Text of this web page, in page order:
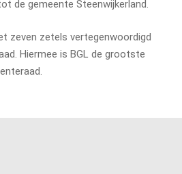
de gemeente Steenwijkerland.
zeven zetels vertegenwoordigd
Hiermee is BGL de grootste